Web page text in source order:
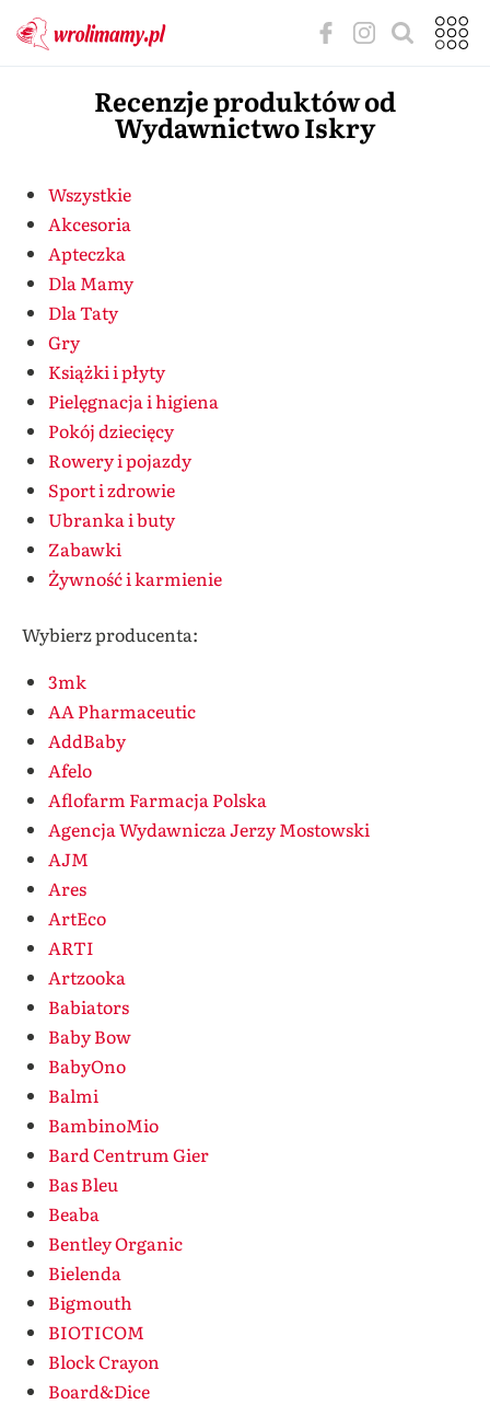
Recenzje produktów od
Wydawnictwo Iskry
Wszystkie
Akcesoria
Apteczka
Dla Mamy
Dla Taty
Gry
Książki i płyty
Pielęgnacja i higiena
Pokój dziecięcy
Rowery i pojazdy
Sport i zdrowie
Ubranka i buty
Zabawki
Żywność i karmienie
Wybierz producenta:
3mk
AA Pharmaceutic
AddBaby
Afelo
Aflofarm Farmacja Polska
Agencja Wydawnicza Jerzy Mostowski
AJM
Ares
ArtEco
ARTI
Artzooka
Babiators
Baby Bow
BabyOno
Balmi
BambinoMio
Bard Centrum Gier
Bas Bleu
Beaba
Bentley Organic
Bielenda
Bigmouth
BIOTICOM
Block Crayon
Board&Dice